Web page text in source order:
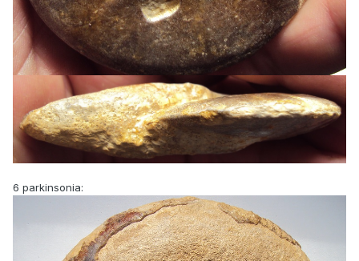
6 parkinsonia: